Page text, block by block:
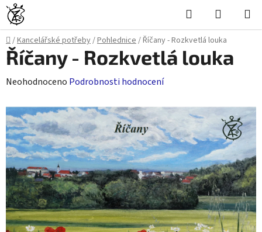
Přejít
na
obsah
Hledat
KOŠÍK
Domů
/Kancelářské potřeby/Pohlednice/Říčany - Rozkvetlá louka
Říčany - Rozkvetlá louka
Průměrné
produktu
je
0,0
z
5
hvězdiček.
Neohodnoceno Podrobnosti hodnocení